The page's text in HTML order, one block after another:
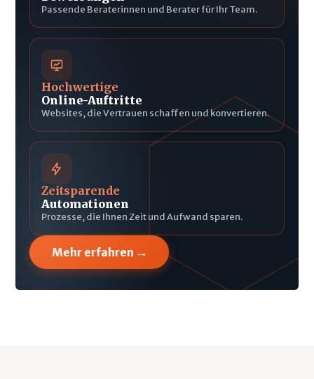
Passende Beraterinnen und Berater für Ihr Team.
Hochwertige
Online-Auftritte
Websites, die Vertrauen schaffen und konvertieren.
Zeitsparende
Automationen
Prozesse, die Ihnen Zeit und Aufwand sparen.
Mehr erfahren →